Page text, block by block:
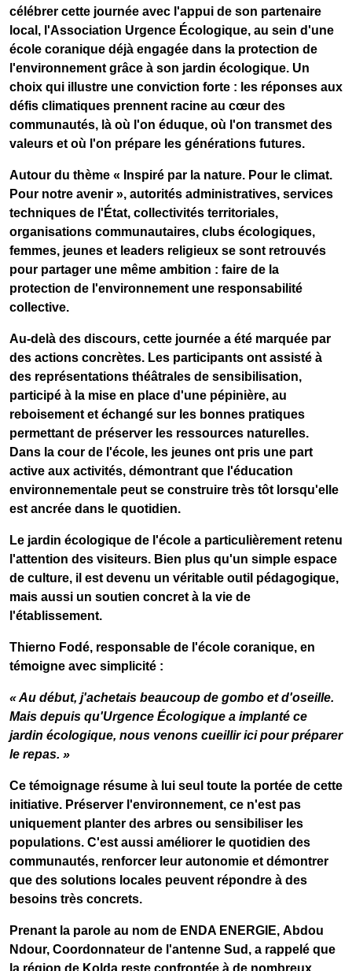
célébrer cette journée avec l'appui de son partenaire
local, l'Association Urgence Écologique, au sein d'une
école coranique déjà engagée dans la protection de
l'environnement grâce à son jardin écologique. Un
choix qui illustre une conviction forte : les réponses aux
défis climatiques prennent racine au cœur des
communautés, là où l'on éduque, où l'on transmet des
valeurs et où l'on prépare les générations futures.
Autour du thème « Inspiré par la nature. Pour le climat.
Pour notre avenir », autorités administratives, services
techniques de l'État, collectivités territoriales,
organisations communautaires, clubs écologiques,
femmes, jeunes et leaders religieux se sont retrouvés
pour partager une même ambition : faire de la
protection de l'environnement une responsabilité
collective.
Au-delà des discours, cette journée a été marquée par
des actions concrètes. Les participants ont assisté à
des représentations théâtrales de sensibilisation,
participé à la mise en place d'une pépinière, au
reboisement et échangé sur les bonnes pratiques
permettant de préserver les ressources naturelles.
Dans la cour de l'école, les jeunes ont pris une part
active aux activités, démontrant que l'éducation
environnementale peut se construire très tôt lorsqu'elle
est ancrée dans le quotidien.
Le jardin écologique de l'école a particulièrement retenu
l'attention des visiteurs. Bien plus qu'un simple espace
de culture, il est devenu un véritable outil pédagogique,
mais aussi un soutien concret à la vie de
l'établissement.
Thierno Fodé, responsable de l'école coranique, en
témoigne avec simplicité :
« Au début, j'achetais beaucoup de gombo et d'oseille.
Mais depuis qu'Urgence Écologique a implanté ce
jardin écologique, nous venons cueillir ici pour préparer
le repas. »
Ce témoignage résume à lui seul toute la portée de cette
initiative. Préserver l'environnement, ce n'est pas
uniquement planter des arbres ou sensibiliser les
populations. C'est aussi améliorer le quotidien des
communautés, renforcer leur autonomie et démontrer
que des solutions locales peuvent répondre à des
besoins très concrets.
Prenant la parole au nom de ENDA ENERGIE, Abdou
Ndour, Coordonnateur de l'antenne Sud , a rappelé que
la région de Kolda reste confrontée à de nombreux